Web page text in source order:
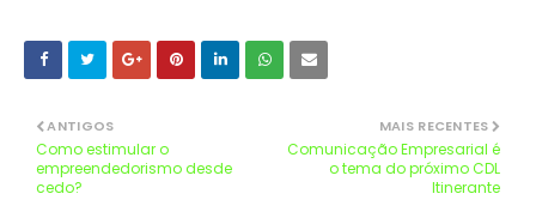
MAIS RECENTES
Comunicação Empresarial é
o tema do próximo CDL
Itinerante
ANTIGOS
Como estimular o
empreendedorismo desde
cedo?